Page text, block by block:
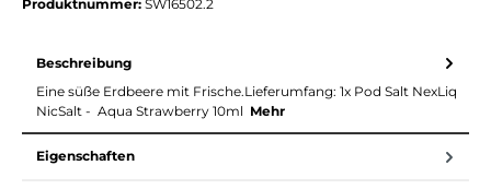
Produktnummer: SW16502.2
Beschreibung
Eine süße Erdbeere mit Frische.Lieferumfang: 1x Pod Salt NexLiq
NicSalt - Aqua Strawberry 10ml Mehr
Eigenschaften